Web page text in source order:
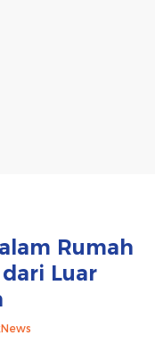
Rumah
Luar